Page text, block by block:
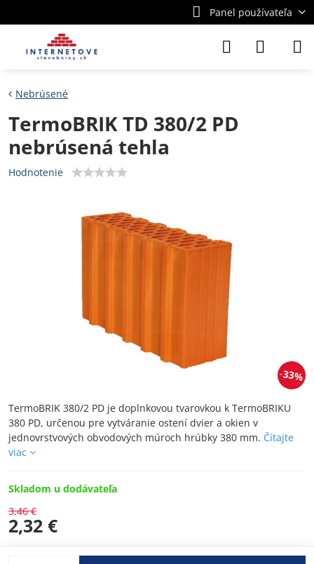
Panel používateľa
33%
Nebrúsené
TermoBRIK TD 380/2 PD
nebrúsená tehla
Hodnotenie
TermoBRIK 380/2 PD je doplnkovou tvarovkou k TermoBRIKU
380 PD, určenou pre vytváranie ostení dvier a okien v
jednovrstvových obvodových múroch hrúbky 380 mm. Čítajte
viac
Skladom u dodávateľa
3,46 €
2,32 €